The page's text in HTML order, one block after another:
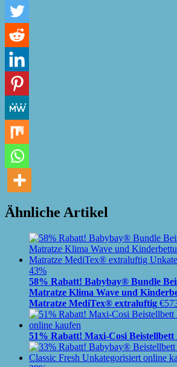
Ähnliche Artikel
43%
58% Rabatt! Babybay® Bundle
Matratze Klima Wave und
Matratze MediTex® extraluftig €
51% Rabatt! Maxi-Cosi Beistellbett